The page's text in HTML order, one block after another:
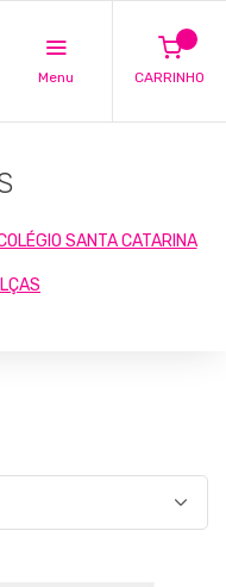
Menu CARRINHO
SANTA CATARINA